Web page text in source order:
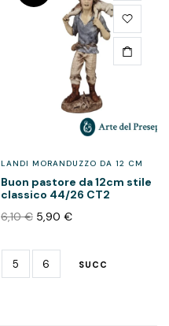
LANDI MORANDUZZO DA 12 CM
Buon pastore da 12cm stile
classico 44/26 CT2
6,10€ 5,90 €
5 6 SUCC